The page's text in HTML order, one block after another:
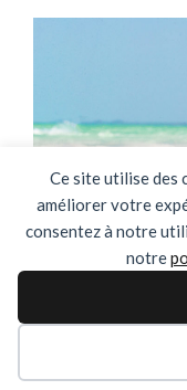
Ce site utilise des
améliorer votre
consentez à notre
notre
🌴✨
DU 03